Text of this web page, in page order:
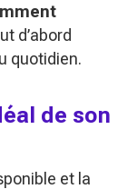
d’abord
quotidien.
de son
et la